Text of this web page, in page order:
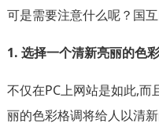
可是需要注意什么呢？国
1. 选择一个清新亮丽的色
不仅在PC上网站是如此,
丽的色彩格调将给人以清